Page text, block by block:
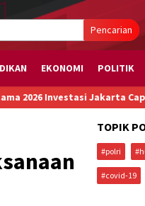
Pencarian
EKONOMI POLITIK
Jakarta Capai Rp173,6 T
TOPIK
#polri
#covid-19